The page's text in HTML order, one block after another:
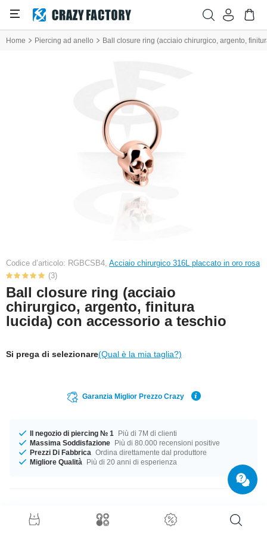
Home Piercing ad anello Ball closure ring (acciaio chirurgico, argento,
Codice d’articolo: RGBCSB4, Acciaio chirurgico 316L placcato in oro rosa
(3)
Ball closure ring (acciaio
chirurgico, argento, finitura
lucida) con accessorio a teschio
Si prega di selezionare(Qual è la mia taglia?)
Garanzia Miglior Prezzo Crazy
Il negozio di piercing № 1
Più di 7M di clienti
Massima Soddisfazione Più di 80.000 recensioni positive
Prezzi Di Fabbrica Ordina direttamente dal produttore
Migliore Qualità
Più di 20 anni di esperienza
Dettagli prodotto